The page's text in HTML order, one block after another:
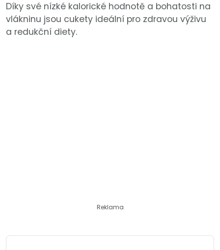
Díky své nízké kalorické hodnotě a bohatosti na
vlákninu jsou cukety ideální pro zdravou výživu
a redukční diety.
Reklama